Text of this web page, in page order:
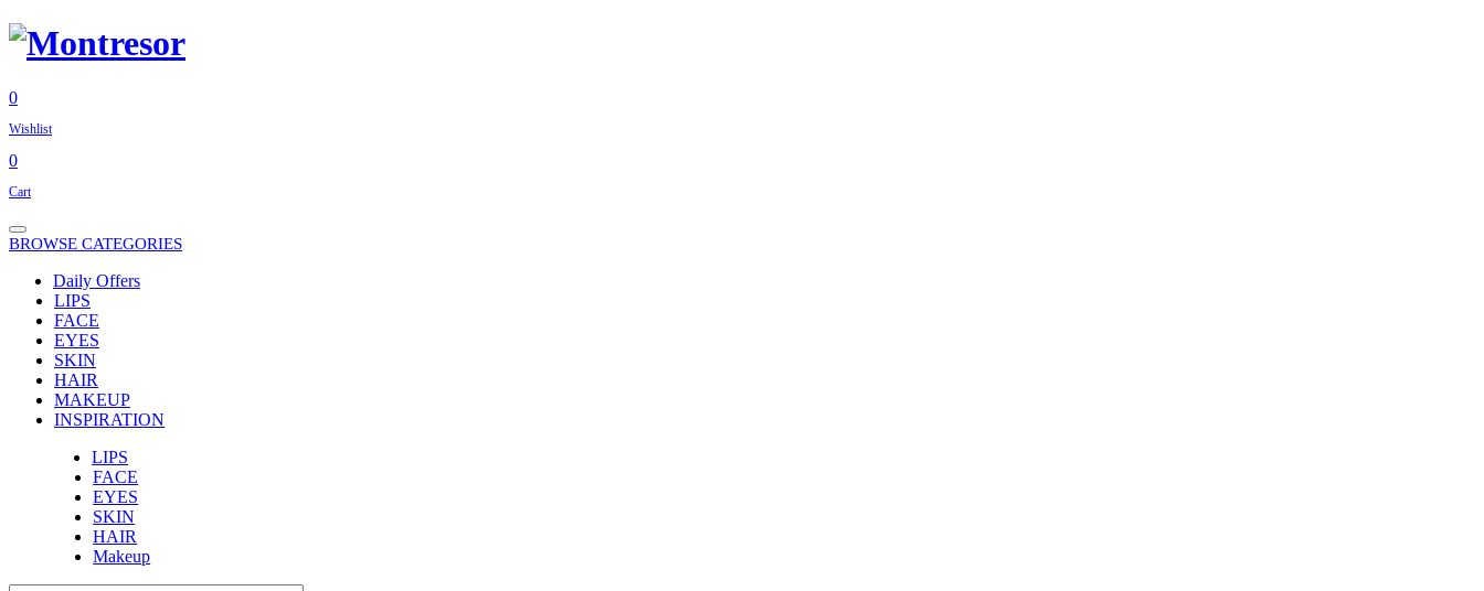
0
Wishlist
0
Cart
BROWSE CATEGORIES
Daily Offers
LIPS
FACE
EYES
SKIN
HAIR
MAKEUP
INSPIRATION
LIPS
FACE
EYES
SKIN
HAIR
Makeup